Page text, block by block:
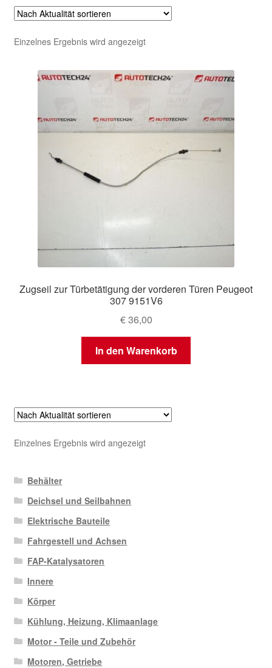
Einzelnes Ergebnis wird angezeigt
Zugseil zur Türbetätigung der vorderen Türen Peugeot
307 9151V6
€36,00
In den Warenkorb
Einzelnes Ergebnis wird angezeigt
Behälter
Deichsel und Seilbahnen
Elektrische Bauteile
Fahrgestell und Achsen
FAP-Katalysatoren
Innere
Körper
Kühlung, Heizung, Klimaanlage
Motor - Teile und Zubehör
Motoren, Getriebe